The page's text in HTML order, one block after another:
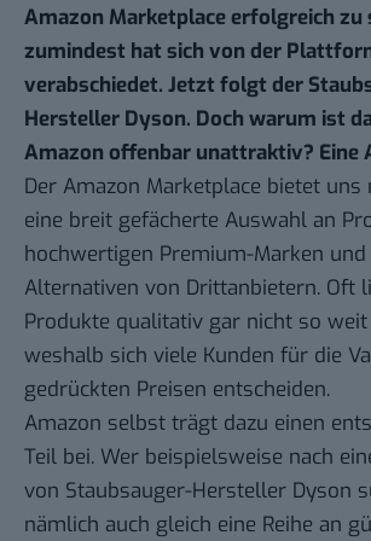
Amazon Marketplace erfolgreich zu
zumindest hat sich von der
verabschiedet. Jetzt folgt der
Hersteller Dyson. Doch warum ist
Amazon offenbar unattraktiv? Eine
Der Amazon Marketplace bietet
eine breit gefächerte Auswahl an
hochwertigen Premium-Marken
Alternativen von Drittanbietern. Oft
Produkte qualitativ gar nicht so weit
weshalb sich viele Kunden für die
gedrückten Preisen entscheiden.
Amazon selbst trägt dazu einen
Teil bei. Wer beispielsweise nach
von Staubsauger-Hersteller Dyson
nämlich auch gleich eine Reihe an